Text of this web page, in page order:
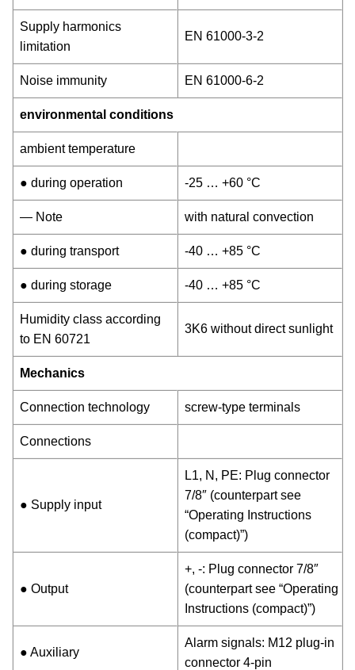
Supply harmonics
limitation
EN 61000-3-2
Noise immunity EN 61000-6-2
environmental conditions
ambient temperature
● during operation -25 … +60 °C
— Note with natural convection
● during transport -40 … +85 °C
● during storage -40 … +85 °C
Humidity class according
to EN 60721
3K6 without direct sunlight
Mechanics
Connection technology screw-type terminals
Connections
● Supply input
L1, N, PE: Plug connector
7/8″ (counterpart see
“Operating Instructions
(compact)”)
● Output
+, -: Plug connector 7/8″
(counterpart see “Operating
Instructions (compact)”)
● Auxiliary
Alarm signals: M12 plug-in
connector 4-pin